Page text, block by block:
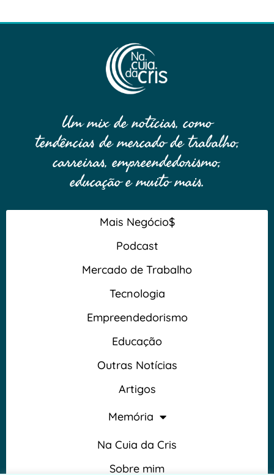
Um mix de notícias, como
tendências de mercado de trabalho,
carreiras, empreendedorismo,
educação e muito mais.
Mais Negócio$
Podcast
Mercado de Trabalho
Tecnologia
Empreendedorismo
Educação
Outras Notícias
Artigos
Memória
Na Cuia da Cris
Sobre mim